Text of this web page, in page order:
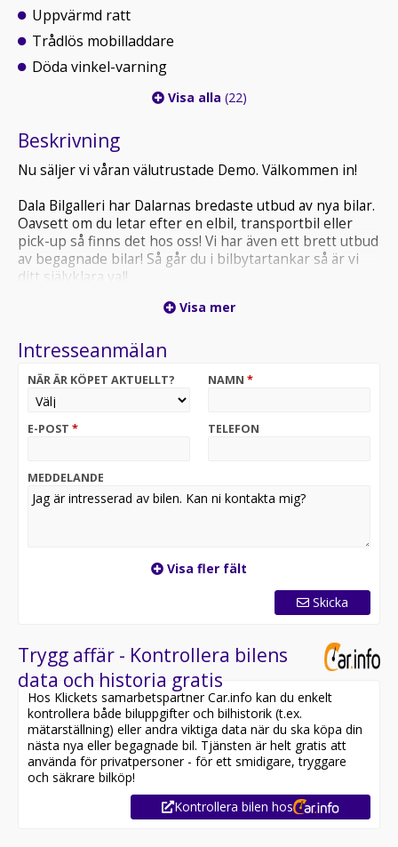
Uppvärmd ratt
Trådlös mobilladdare
Döda vinkel-varning
Visa alla (22)
Beskrivning
Nu säljer vi våran välutrustade Demo. Välkommen in!
Dala Bilgalleri har Dalarnas bredaste utbud av nya bilar.
Oavsett om du letar efter en elbil, transportbil eller
pick-up så finns det hos oss! Vi har även ett brett utbud
av begagnade bilar! Så går du i bilbytartankar så är vi
ditt självklara val!
Visa mer
Intresseanmälan
NÄR ÄR KÖPET AKTUELLT? NAMN *
E-POST * TELEFON
MEDDELANDE
Visa fler fält
Skicka
Trygg affär - Kontrollera bilens
data och historia gratis
Hos Klickets samarbetspartner Car.info kan du enkelt
kontrollera både biluppgifter och bilhistorik (t.ex.
mätarställning) eller andra viktiga data när du ska köpa din
nästa nya eller begagnade bil. Tjänsten är helt gratis att
använda för privatpersoner - för ett smidigare, tryggare
och säkrare bilköp!
Kontrollera bilen hos